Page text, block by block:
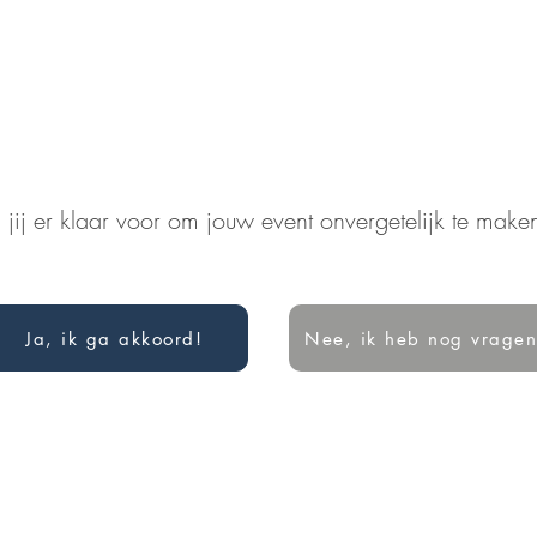
jij er klaar voor om jouw event onvergetelijk te
Ja, ik ga akkoord! Nee, ik heb nog vragen